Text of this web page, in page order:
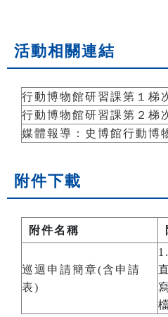
活動相關連結
行動博物館研習課第１梯
行動博物館研習課第２梯
媒體報導：史博館行動博
附件下載
附件名稱
巡迴申請簡章(含申請
表)